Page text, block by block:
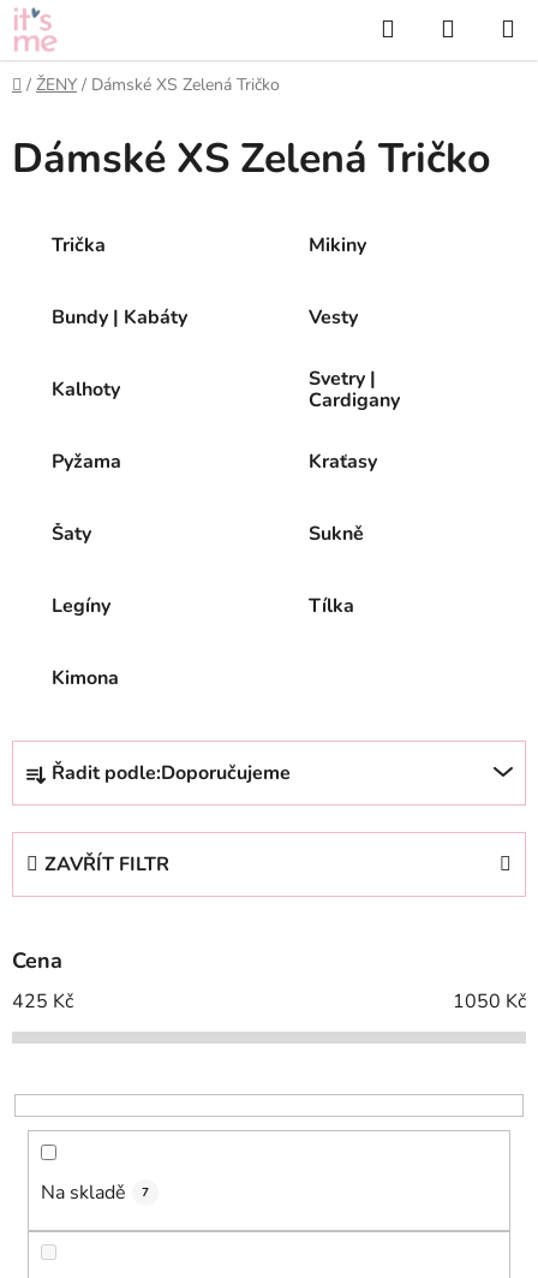
Přejít
na
obsah
Hledat
KOŠÍK
Domů
/ ŽENY / Dámské XS Zelená Tričko
Dámské XS Zelená Tričko
Trička Mikiny
Bundy | Kabáty Vesty
Kalhoty
Svetry |
Cardigany
Pyžama Kraťasy
Šaty Sukně
Legíny Tílka
Kimona
Ř
z
p
r
o
d
k
t
Řadit podle:Doporučujeme
ZAVŘÍT FILTR
Cena
425 Kč 1050 Kč
Na skladě 7